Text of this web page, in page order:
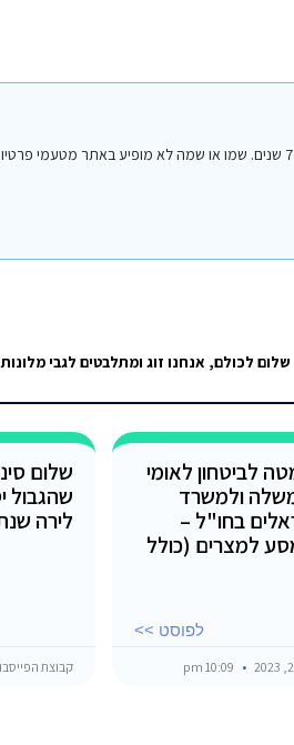
הפוסט הנ"ל נכתב על ידי אחד מחברי או חברות קבוצת הפייסבוק "סיני טיפים והמלצות" לפני 7
לביטחון לאומי
ולמשרד
בחו"ל –
למצרים (כולל
לפוסט >>
שלום
שהגבול
לירה
קבוצת